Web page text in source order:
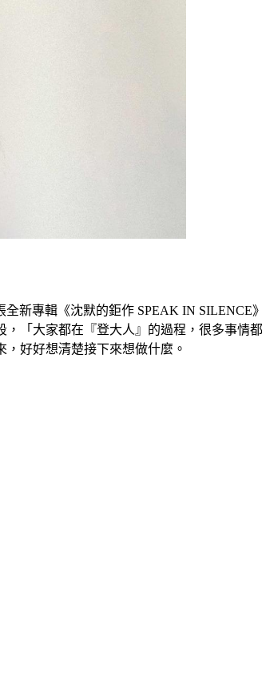
新專輯《沈默的鉅作 SPEAK IN
「大家都在『登大人』的過程，很多事情
好好想清楚接下來想做什麼。